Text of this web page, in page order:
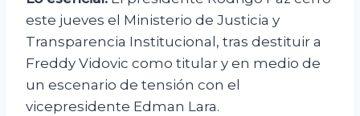
este jueves el Ministerio de Justicia y
Transparencia Institucional, tras destituir a
Freddy Vidovic como titular y en medio de
un escenario de tensión con el
vicepresidente Edman Lara.